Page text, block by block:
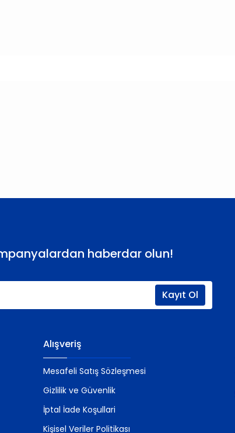
Gönder
haberdar olun!
Kayıt Ol
Alışveriş
Mesafeli Satış Sözleşmesi
Gizlilik ve Güvenlik
İptal İade Koşullari
Kişisel Veriler Politikası